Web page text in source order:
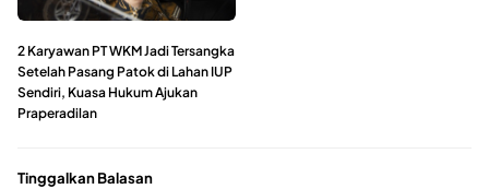
2 Karyawan PT WKM Jadi Tersangka
Setelah Pasang Patok di Lahan IUP
Sendiri, Kuasa Hukum Ajukan
Praperadilan
Tinggalkan Balasan